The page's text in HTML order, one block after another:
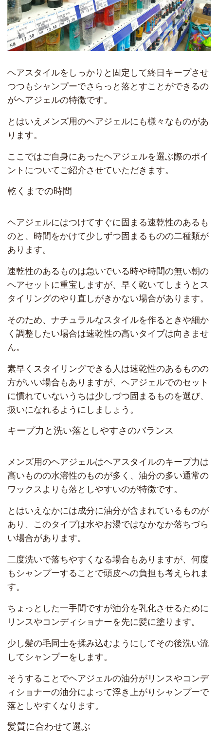
ヘアスタイルをしっかりと固定して終日キープさせ
つつもシャンプーでさらっと落とすことができるの
がヘアジェルの特徴です。
とはいえメンズ用のヘアジェルにも様々なものがあ
ります。
ここではご自身にあったヘアジェルを選ぶ際のポイ
ントについてご紹介させていただきます。
乾くまでの時間
ヘアジェルにはつけてすぐに固まる速乾性のあるも
のと、時間をかけて少しずつ固まるものの二種類が
あります。
速乾性のあるものは急いでいる時や時間の無い朝の
ヘアセットに重宝しますが、早く乾いてしまうとス
タイリングのやり直しがきかない場合があります。
そのため、ナチュラルなスタイルを作るときや細か
く調整したい場合は速乾性の高いタイプは向きませ
ん。
素早くスタイリングできる人は速乾性のあるものの
方がいい場合もありますが、ヘアジェルでのセット
に慣れていないうちは少しづつ固まるものを選び、
扱いになれるようにしましょう。
キープ力と洗い落としやすさのバランス
メンズ用のヘアジェルはヘアスタイルのキープ力は
高いものの水溶性のものが多く、油分の多い通常の
ワックスよりも落としやすいのが特徴です。
とはいえなかには成分に油分が含まれているものが
あり、このタイプは水やお湯ではなかなか落ちづら
い場合があります。
二度洗いで落ちやすくなる場合もありますが、何度
もシャンプーすることで頭皮への負担も考えられま
す。
ちょっとした一手間ですが油分を乳化させるために
リンスやコンディショナーを先に髪に塗ります。
少し髪の毛同士を揉み込むようにしてその後洗い流
してシャンプーをします。
そうすることでヘアジェルの油分がリンスやコンデ
ィショナーの油分によって浮き上がりシャンプーで
落としやすくなります。
髪質に合わせて選ぶ